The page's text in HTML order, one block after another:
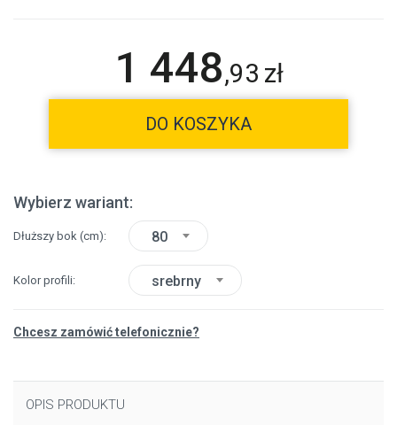
1 448,93 zł
DO KOSZYKA
Wybierz wariant:
Dłuższy bok (cm) 80
Kolor profili srebrny
Chcesz zamówić telefonicznie?
OPIS PRODUKTU